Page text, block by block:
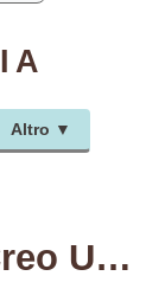
Altro ▼
Ogni Volta Che Io Creo Una Collezione, Ritrovo La Mia Infanzia, Io Comunico Con Essa.